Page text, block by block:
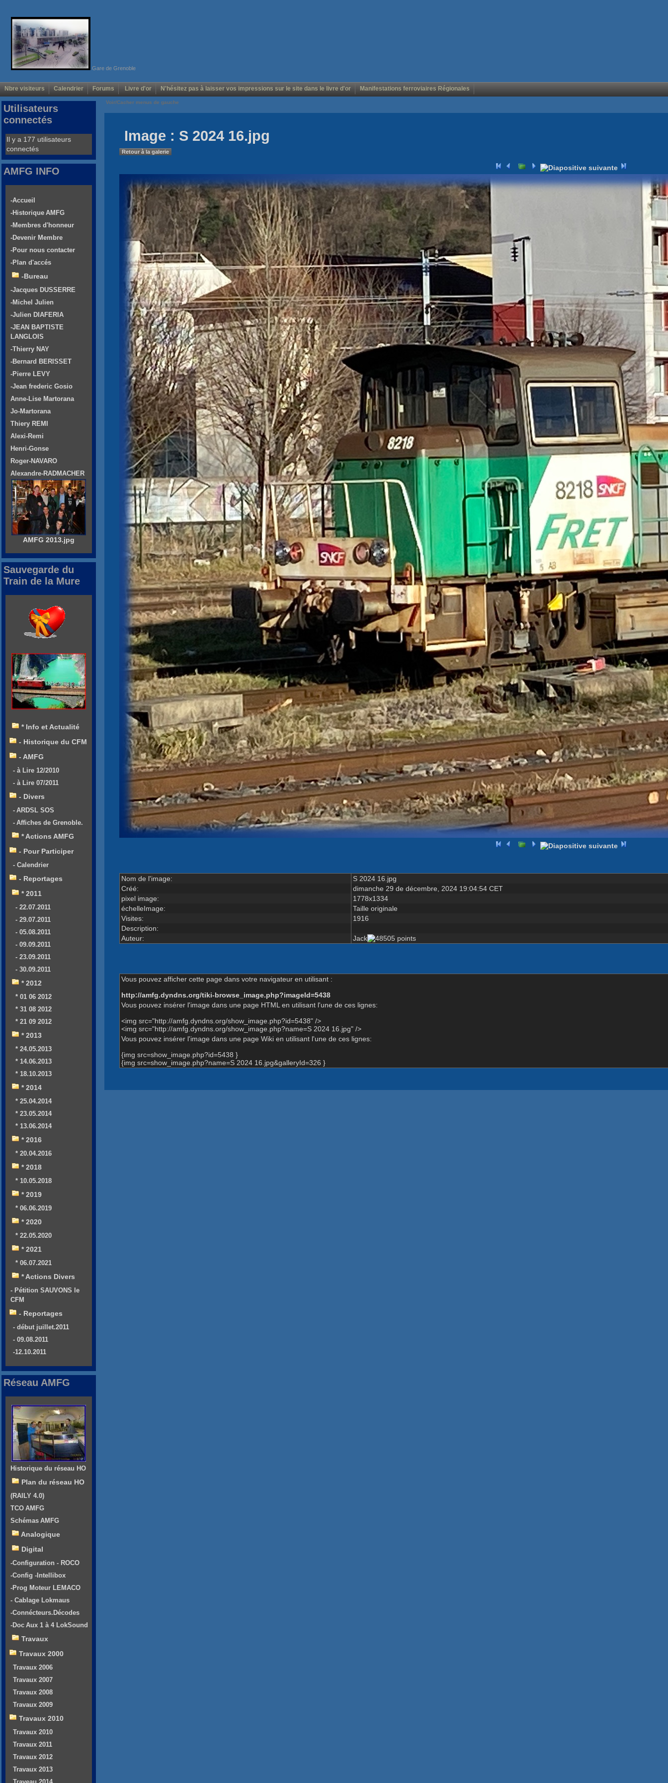
Gare de Grenoble
Nbre visiteurs Calendrier Forums Livre d'or N'hésitez pas à laisser vos impressions sur le site dans le livre d'or Manifestations ferroviaires Régionales
Voir/Cacher menus de gauche
Image : S 2024 16.jpg
Retour à la galerie
Nom de l'image:
S 2024 16.jpg
Créé:
dimanche 29 de décembre, 2024 19:04:54 CET
pixel image:
1778x1334
échelleImage:
Taille originale
Visites:
1916
Description:
Auteur:
Jack
Vous pouvez afficher cette page dans votre navigateur en utilisant :
http://amfg.dyndns.org/tiki-browse_image.php?imageId=5438
Vous pouvez insérer l'image dans une page HTML en utilisant l'une de ces lignes:
<img src="http://amfg.dyndns.org/show_image.php?id=5438" />
<img src="http://amfg.dyndns.org/show_image.php?name=S 2024 16.jpg" />
Vous pouvez insérer l'image dans une page Wiki en utilisant l'une de ces lignes:
{img src=show_image.php?id=5438 }
{img src=show_image.php?name=S 2024 16.jpg&galleryId=326 }
Utilisateurs
connectés
Il y a 177 utilisateurs
connectés
AMFG INFO
-Accueil
-Historique AMFG
-Membres d'honneur
-Devenir Membre
-Pour nous contacter
-Plan d'accés
-Bureau
-Jacques DUSSERRE
-Michel Julien
-Julien DIAFERIA
-JEAN BAPTISTE
LANGLOIS
-Thierry NAY
-Bernard BERISSET
-Pierre LEVY
-Jean frederic Gosio
Anne-Lise Martorana
Jo-Martorana
Thiery REMI
Alexi-Remi
Henri-Gonse
Roger-NAVARO
Alexandre-RADMACHER
AMFG 2013.jpg
Sauvegarde du
Train de la Mure
* Info et Actualité
- Historique du CFM
- AMFG
- à Lire 12/2010
- à Lire 07/2011
- Divers
- ARDSL SOS
- Affiches de Grenoble.
* Actions AMFG
- Pour Participer
- Calendrier
- Reportages
* 2011
- 22.07.2011
- 29.07.2011
- 05.08.2011
- 09.09.2011
- 23.09.2011
- 30.09.2011
* 2012
* 01 06 2012
* 31 08 2012
* 21 09 2012
* 2013
* 24.05.2013
* 14.06.2013
* 18.10.2013
* 2014
* 25.04.2014
* 23.05.2014
* 13.06.2014
* 2016
* 20.04.2016
* 2018
* 10.05.2018
* 2019
* 06.06.2019
* 2020
* 22.05.2020
* 2021
* 06.07.2021
* Actions Divers
- Pétition SAUVONS le
CFM
- Reportages
- début juillet.2011
- 09.08.2011
-12.10.2011
Réseau AMFG
Historique du réseau HO
Plan du réseau HO
(RAILY 4.0)
TCO AMFG
Schémas AMFG
Analogique
Digital
-Configuration - ROCO
-Config -Intellibox
-Prog Moteur LEMACO
- Cablage Lokmaus
-Connécteurs.Décodes
-Doc Aux 1 à 4 LokSound
Travaux
Travaux 2000
Travaux 2006
Travaux 2007
Travaux 2008
Travaux 2009
Travaux 2010
Travaux 2010
Travaux 2011
Travaux 2012
Travaux 2013